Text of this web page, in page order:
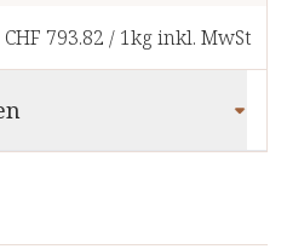
CHF 793.82 / 1kginkl. MwSt